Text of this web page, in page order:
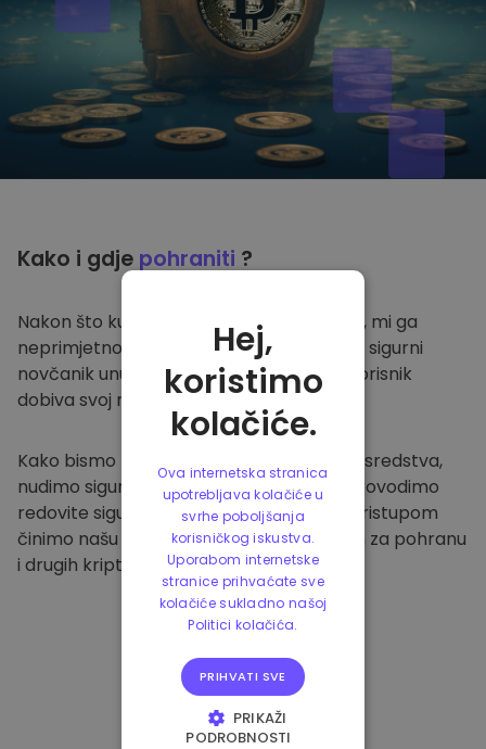
Kako i gdje pohraniti ?
Nakon što kupite na Kriptomat platformi , mi ga
neprimjetno prenosimo u vaš namjenski i sigurni
novčanik unutar naše platforme. Svaki korisnik
dobiva svoj novčanik.
Kako bismo zaštitili naše klijente i njihova sredstva,
nudimo sigurnu izvanmrežnu pohranu i provodimo
redovite sigurnosne provjere. Ovakvim pristupom
činimo našu platformu sigurnim mjestom za pohranu
i drugih kriptovaluta.
Hej,
koristimo
kolačiće.
Ova internetska stranica
upotrebljava kolačiće u
svrhe poboljšanja
korisničkog iskustva.
Uporabom internetske
stranice prihvaćate sve
kolačiće sukladno našoj
Politici kolačića.
PRIHVATI SVE
PRIKAŽI
PODROBNOSTI